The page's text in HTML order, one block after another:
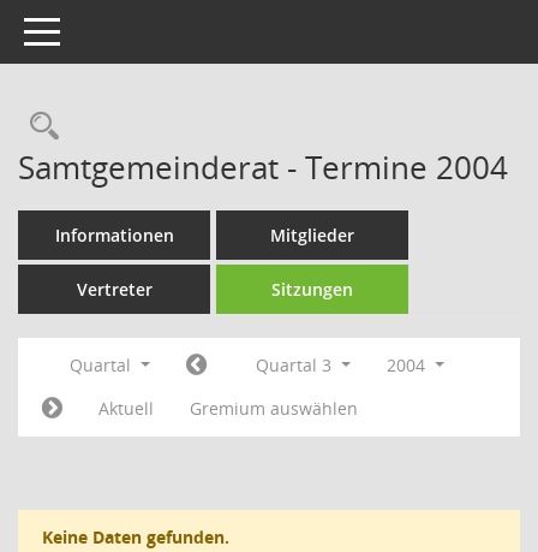
Toggle navigation
Rechercheauswahl
Samtgemeinderat - Termine 2004
Informationen Mitglieder
Vertreter Sitzungen
Quartal Quartal 3
2004
Aktuell
Gremium auswählen
Keine Daten gefunden.